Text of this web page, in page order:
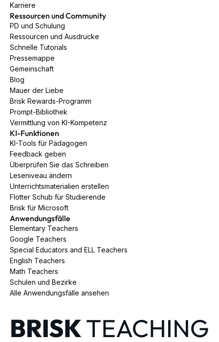
Karriere
Ressourcen und Community
PD und Schulung
Ressourcen und Ausdrucke
Schnelle Tutorials
Pressemappe
Gemeinschaft
Blog
Mauer der Liebe
Brisk Rewards-Programm
Prompt-Bibliothek
Vermittlung von KI-Kompetenz
KI-Funktionen
KI-Tools für Pädagogen
Feedback geben
Überprüfen Sie das Schreiben
Leseniveau ändern
Unterrichtsmaterialien erstellen
Flotter Schub für Studierende
Brisk für Microsoft
Anwendungsfälle
Elementary Teachers
Google Teachers
Special Educators and ELL Teachers
English Teachers
Math Teachers
Schulen und Bezirke
Alle Anwendungsfälle ansehen